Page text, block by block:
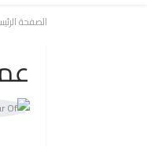
الصفحة